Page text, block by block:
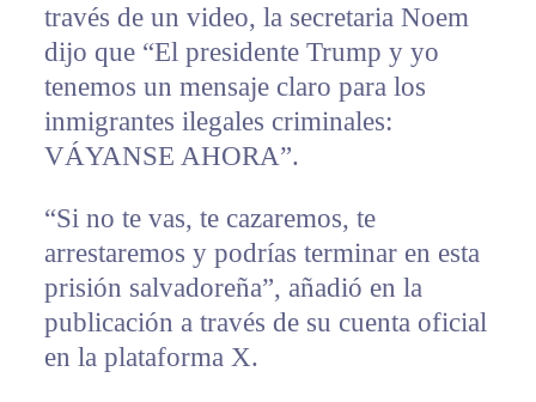
través de un video, la secretaria Noem
dijo que “El presidente Trump y yo
tenemos un mensaje claro para los
inmigrantes ilegales criminales:
VÁYANSE AHORA”.
“Si no te vas, te cazaremos, te
arrestaremos y podrías terminar en esta
prisión salvadoreña”, añadió en la
publicación a través de su cuenta oficial
en la plataforma X.